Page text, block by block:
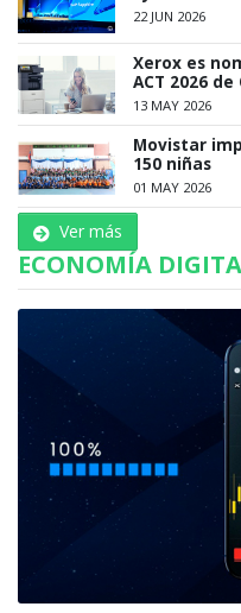
22 JUN 2026
Xerox es
ACT 2026
13 MAY 2026
Movistar
150 niñas
01 MAY 2026
Ver más
ECONOMÍA